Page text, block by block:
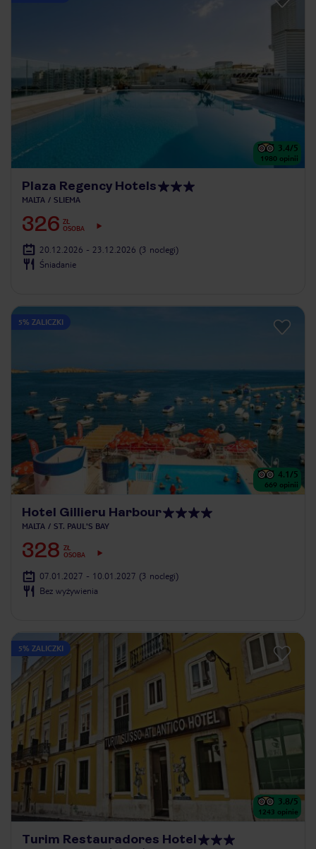
3.4/5
1980 opinii
Plaza Regency Hotels
MALTA SLIEMA
326 ZŁ
OSOBA
20.12.2026 - 23.12.2026 (3 noclegi)
Śniadanie
5% ZALICZKI
4.1/5
669 opinii
Hotel Gillieru Harbour
MALTA ST. PAUL'S BAY
328 ZŁ
OSOBA
07.01.2027 - 10.01.2027 (3 noclegi)
Bez wyżywienia
5% ZALICZKI
3.8/5
1243 opinie
Turim Restauradores Hotel